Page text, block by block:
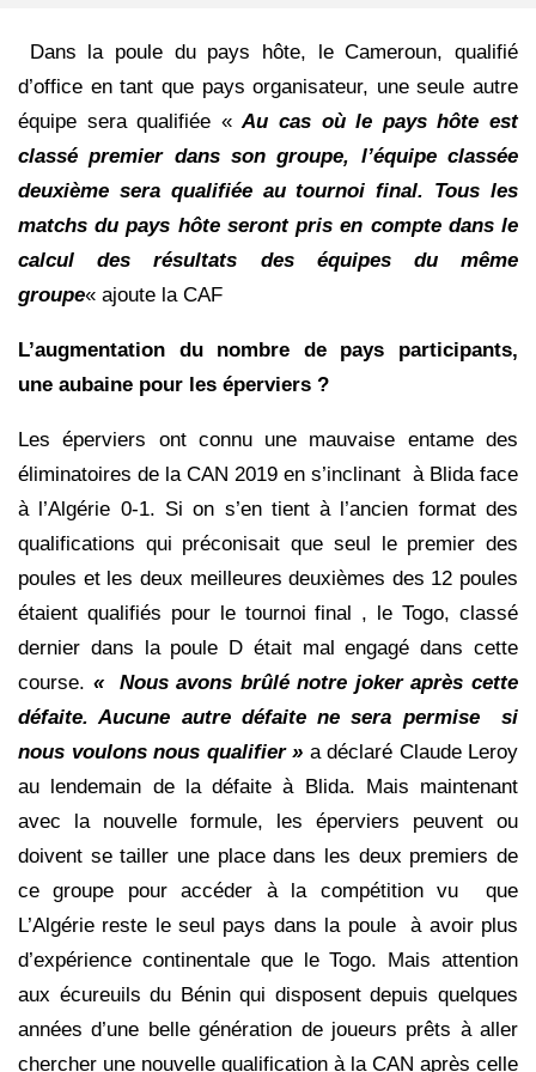
Dans la poule du pays hôte, le Cameroun, qualifié
d’office en tant que pays organisateur, une seule autre
équipe sera qualifiée «Au cas où le pays hôte est
classé premier dans son groupe, l’équipe classée
deuxième sera qualifiée au tournoi final. Tous les
matchs du pays hôte seront pris en compte dans le
calcul des résultats des équipes du même
groupe« ajoute la CAF
L’augmentation du nombre de pays participants,
une aubaine pour les éperviers ?
Les éperviers ont connu une mauvaise entame des
éliminatoires de la CAN 2019 en s’inclinant à Blida face
à l’Algérie 0-1. Si on s’en tient à l’ancien format des
qualifications qui préconisait que seul le premier des
poules et les deux meilleures deuxièmes des 12 poules
étaient qualifiés pour le tournoi final , le Togo, classé
dernier dans la poule D était mal engagé dans cette
course. « Nous avons brûlé notre joker après cette
défaite. Aucune autre défaite ne sera permise si
nous voulons nous qualifier » a déclaré Claude Leroy
au lendemain de la défaite à Blida. Mais maintenant
avec la nouvelle formule, les éperviers peuvent ou
doivent se tailler une place dans les deux premiers de
ce groupe pour accéder à la compétition vu que
L’Algérie reste le seul pays dans la poule à avoir plus
d’expérience continentale que le Togo. Mais attention
aux écureuils du Bénin qui disposent depuis quelques
années d’une belle génération de joueurs prêts à aller
chercher une nouvelle qualification à la CAN après celle